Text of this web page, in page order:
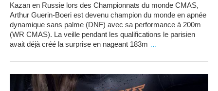
Kazan en Russie lors des Championnats du monde CMAS,
Arthur Guerin-Boeri est devenu champion du monde en apnée
dynamique sans palme (DNF) avec sa performance à 200m
(WR CMAS). La veille pendant les qualifications le parisien
avait déjà créé la surprise en nageant 183m …